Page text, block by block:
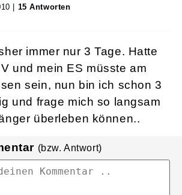
| 15 Antworten
immer nur 3 Tage. Hatte
und mein ES müsste am
sein, nun bin ich schon 3
und frage mich so langsam
überleben können..
(bzw. Antwort)